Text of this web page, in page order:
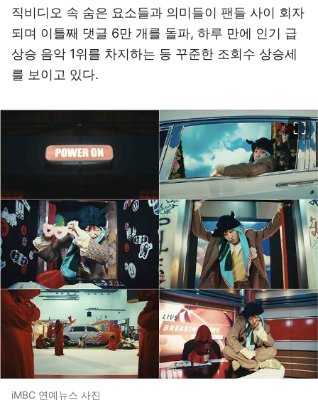
직비디오 속 숨은 요소들과 의미들이 팬들 사이 회자
되며 이틀째 댓글 6만 개를 돌파, 하루 만에 인기 급
상승 음악 1위를 차지하는 등 꾸준한 조회수 상승세
를 보이고 있다.
iMBC 연예뉴스 사진